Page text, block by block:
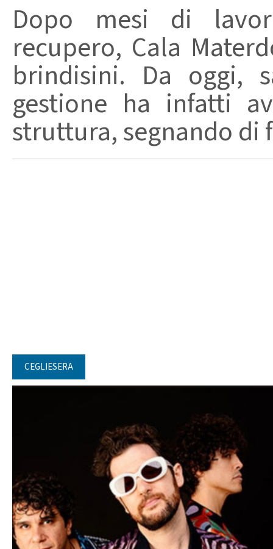
Dopo mesi di
recupero, Cala
brindisini. Da oggi,
gestione ha infatti
struttura, segnando di
CEGLIESERA